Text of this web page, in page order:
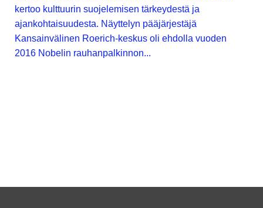
kertoo kulttuurin suojelemisen tärkeydestä ja
ajankohtaisuudesta. Näyttelyn pääjärjestäjä
Kansainvälinen Roerich-keskus oli ehdolla vuoden
2016 Nobelin rauhanpalkinnon...